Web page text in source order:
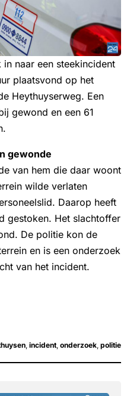
naar een steekincident
plaatsvond op het
Heythuyserweg. Een
gewond en een 61
gewonde
van hem die daar woont
wilde verlaten
Daarop heeft
gestoken. Het slachtoffer
De politie kon de
en is een onderzoek
van het incident.
incident onderzoek politie